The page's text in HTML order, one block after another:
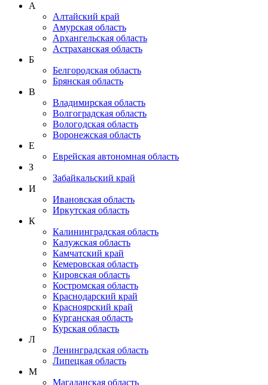
А
Алтайский край
Амурская область
Архангельская область
Астраханская область
Б
Белгородская область
Брянская область
В
Владимирская область
Волгоградская область
Вологодская область
Воронежская область
Е
Еврейская автономная область
З
Забайкальский край
И
Ивановская область
Иркутская область
К
Калининградская область
Калужская область
Камчатский край
Кемеровская область
Кировская область
Костромская область
Краснодарский край
Красноярский край
Курганская область
Курская область
Л
Ленинградская область
Липецкая область
М
Магаданская область